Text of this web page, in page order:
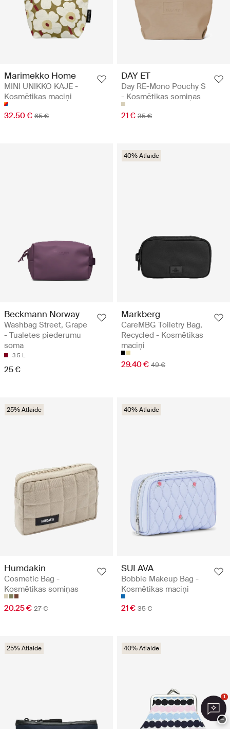
Marimekko Home
MINI UNIKKO KAJE -
Kosmētikas maciņi
32.50 € 65 €
DAY ET
Day RE-Mono Pouchy S
- Kosmētikas somiņas
21 € 35 €
Beckmann Norway
Washbag Street, Grape
- Tualetes piederumu
soma
3.5 L
25 €
40% Atlaide
Markberg
CareMBG Toiletry Bag,
Recycled - Kosmētikas
maciņi
29.40 € 49 €
25% Atlaide
Humdakin
Cosmetic Bag -
Kosmētikas somiņas
20.25 € 27 €
40% Atlaide
SUI AVA
Bobbie Makeup Bag -
Kosmētikas maciņi
21 € 35 €
25% Atlaide 40% Atlaide
1
−